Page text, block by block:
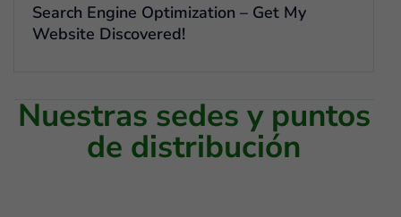
Search Engine Optimization – Get My
Website Discovered!
Nuestras sedes y puntos
de distribución